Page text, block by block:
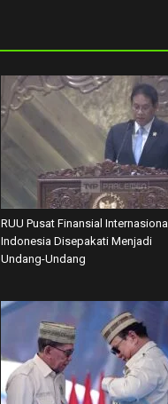
RUU Pusat Finansial Internasional
Indonesia Disepakati Menjadi
Undang-Undang